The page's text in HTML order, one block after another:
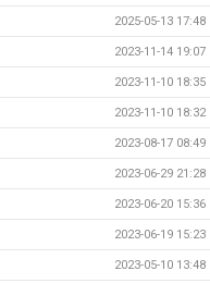
2025-05-13 17:48
2023-11-14 19:07
2023-11-10 18:35
2023-11-10 18:32
2023-08-17 08:49
2023-06-29 21:28
2023-06-20 15:36
2023-06-19 15:23
2023-05-10 13:48